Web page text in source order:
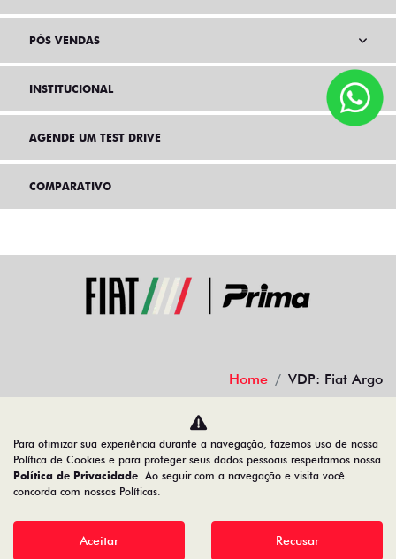
PÓS VENDAS
INSTITUCIONAL
AGENDE UM TEST DRIVE
COMPARATIVO
Home VDP: Fiat Argo
Desacelere. Seu bem maior é a vida.
Desenvolvido pela DEALERSPACE ® Direitos Reservados.
Para otimizar sua experiência durante a navegação, fazemos uso de nossa
Política de Cookies e para proteger seus dados pessoais respeitamos nossa
Política de Privacidade. Ao seguir com a navegação e visita você
concorda com nossas Políticas.
Aceitar Recusar